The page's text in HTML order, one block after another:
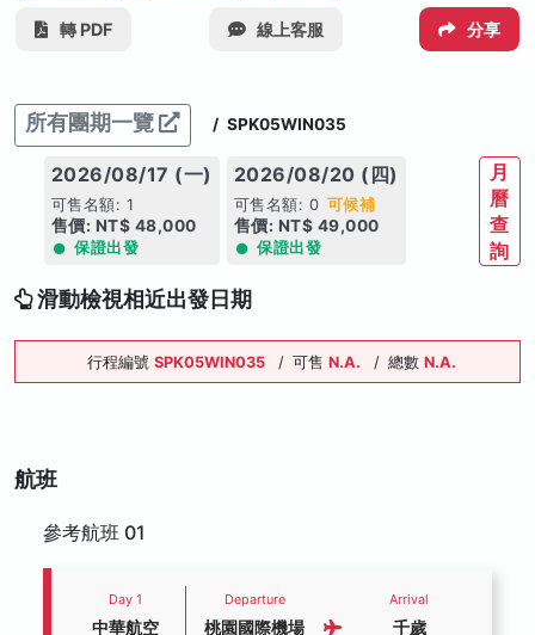
轉 PDF 線上客服 分享
所有團期一覽 / SPK05WIN035
2026/08/17 (一)
可售名額: 1
售價: NT$ 48,000
保證出發
2026/08/20 (四)
可售名額: 0 可候補
售價: NT$ 49,000
保證出發
月
曆
查
詢
滑動檢視相近出發日期
行程編號 SPK05WIN035 / 可售 N.A. / 總數 N.A.
航班
參考航班 01
Day 1
中華航空
Departure
桃園國際機場
Arrival
千歲